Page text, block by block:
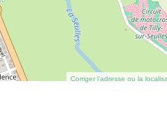
Corriger l’adresse ou la